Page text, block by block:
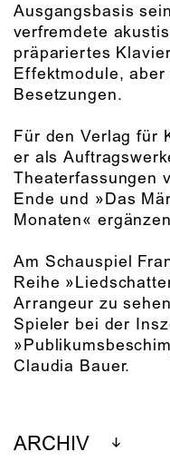
Ausgangsbasis
verfremdete
präpariertes
Effektmodule,
Besetzungen.
Für den Verlag für
er als
Theaterfassungen
Ende und »Das
Monaten«
Am Schauspiel
Reihe
Arrangeur zu
Spieler bei der
Claudia Bauer.
ARCHIV